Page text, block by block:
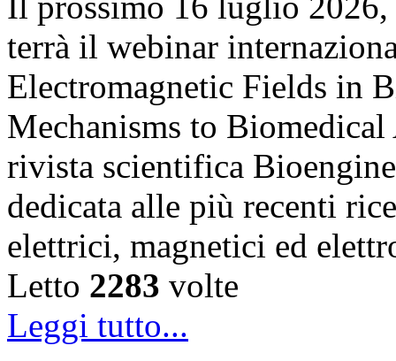
terrà il webinar
Electromagnetic Fields in
Mechanisms to
rivista scientifica
dedicata alle più recenti
elettrici, magnetici ed
Letto 2283 volte
Leggi tutto...